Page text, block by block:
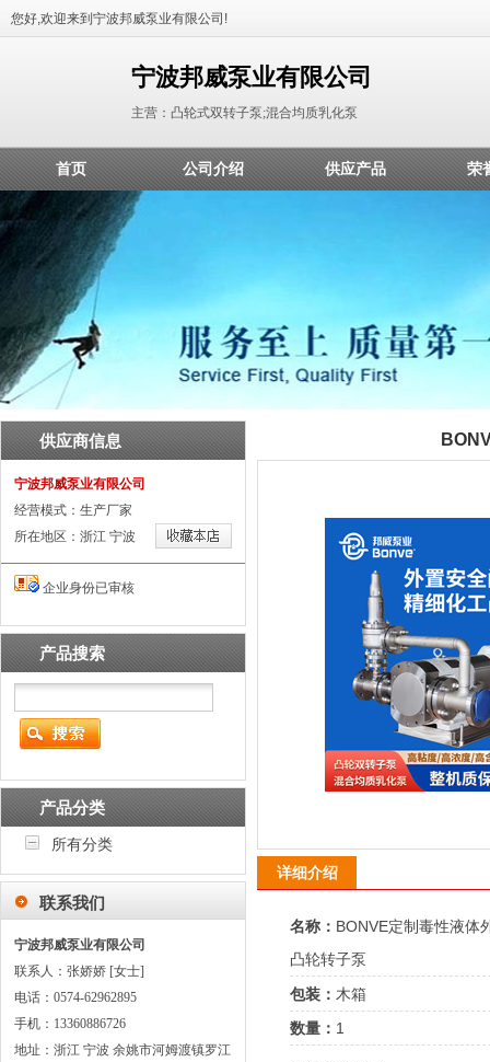
您好,欢迎来到宁波邦威泵业有限公司!
宁波邦威泵业有限公司
主营：凸轮式双转子泵;混合均质乳化泵
首页 公司介绍 供应产品 荣
供应商信息
宁波邦威泵业有限公司
经营模式：生产厂家
所在地区：浙江 宁波
企业身份已审核
产品搜索
产品分类
所有分类
联系我们
宁波邦威泵业有限公司
联系人：张娇娇 [女士]
电话：0574-62962895
手机：13360886726
地址：浙江 宁波 余姚市河姆渡镇罗江
详细介绍
名称： BONVE定制毒性液体
凸轮转子泵
包装： 木箱
数量： 1